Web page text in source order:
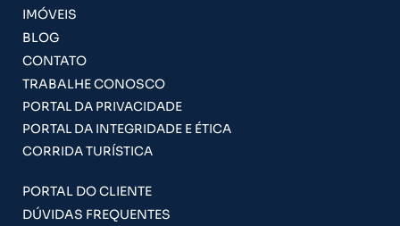
IMÓVEIS
BLOG
CONTATO
TRABALHE CONOSCO
PORTAL DA PRIVACIDADE
PORTAL DA INTEGRIDADE E ÉTICA
CORRIDA TURÍSTICA
PORTAL DO CLIENTE
DÚVIDAS FREQUENTES